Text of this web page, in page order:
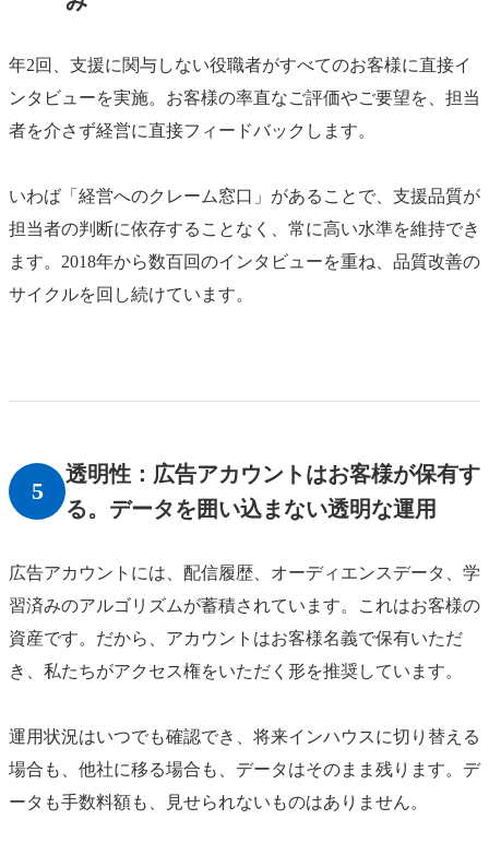
年2回、支援に関与しない役職者がすべてのお客様に直接イ
ンタビューを実施。お客様の率直なご評価やご要望を、担当
者を介さず経営に直接フィードバックします。
いわば「経営へのクレーム窓口」があることで、支援品質が
担当者の判断に依存することなく、常に高い水準を維持でき
ます。2018年から数百回のインタビューを重ね、品質改善の
サイクルを回し続けています。
5
透明性：広告アカウントはお客様が保有す
る。データを囲い込まない透明な運用
広告アカウントには、配信履歴、オーディエンスデータ、学
習済みのアルゴリズムが蓄積されています。これはお客様の
資産です。だから、アカウントはお客様名義で保有いただ
き、私たちがアクセス権をいただく形を推奨しています。
運用状況はいつでも確認でき、将来インハウスに切り替える
場合も、他社に移る場合も、データはそのまま残ります。デ
ータも手数料額も、見せられないものはありません。